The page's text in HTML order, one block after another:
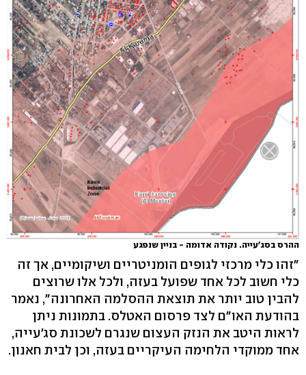
ההרס בסג'עייה. נקודה אדומה - בניין שנפגע
"זהו כלי מרכזי לגופים הומניטריים ושיקומיים, אך זה
כלי חשוב לכל אחד שפועל בעזה, ולכל אלו שרוצים
להבין טוב יותר את תוצאת ההסלמה האחרונה", נאמר
בהודעת האו"ם לצד פרסום האטלס. בתמונות ניתן
לראות היטב את הנזק העצום שנגרם לשכונת סג'עייה,
אחד ממוקדי הלחימה העיקריים בעזה, וכן לבית חאנון.